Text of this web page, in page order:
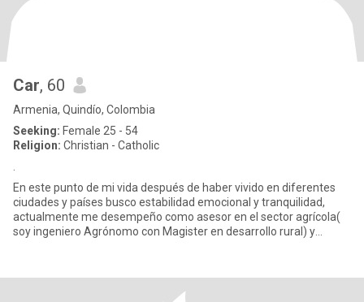
Car, 60
Armenia, Quindío, Colombia
Seeking: Female 25 - 54
Religion: Christian - Catholic
En este punto de mi vida después de haber vivido en diferentes
ciudades y países busco estabilidad emocional y tranquilidad,
actualmente me desempeño como asesor en el sector agrícola(
soy ingeniero Agrónomo con Magister en desarrollo rural) y